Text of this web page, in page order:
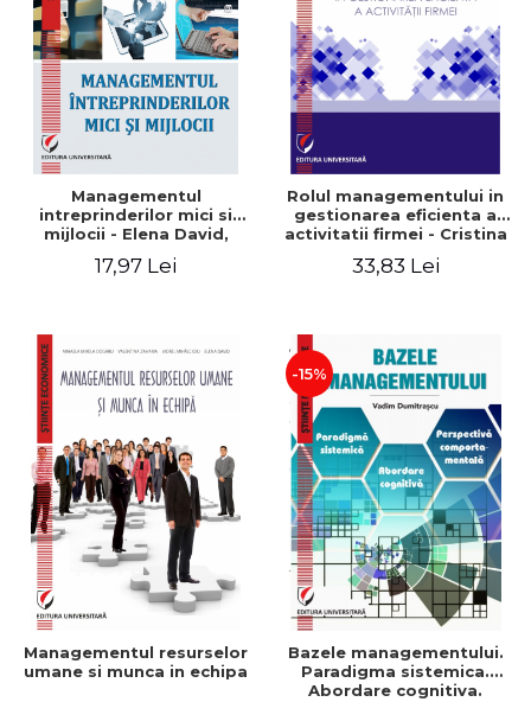
Managementul
intreprinderilor mici si
mijlocii - Elena David,
Roxana Carmen Ionescu,
17,97 Lei
Rolul managementului in
gestionarea eficienta a
activitatii firmei - Cristina
Gabriel Nastase, Mihaela-
33,83 Lei
Managementul resurselor
umane si munca in echipa
-15%
Bazele managementului.
Paradigma sistemica.
Abordare cognitiva.